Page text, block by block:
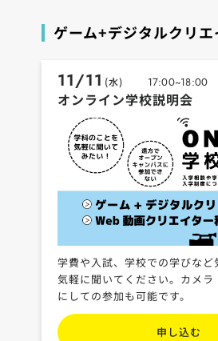
ゲーム+デジタルクリエ
11/11 (水) 17:00~18:00
オンライン学校説明会
学費や入試、学校での学びなど
気軽に聞いてください。カメラ
にしての参加も可能です。
申し込む